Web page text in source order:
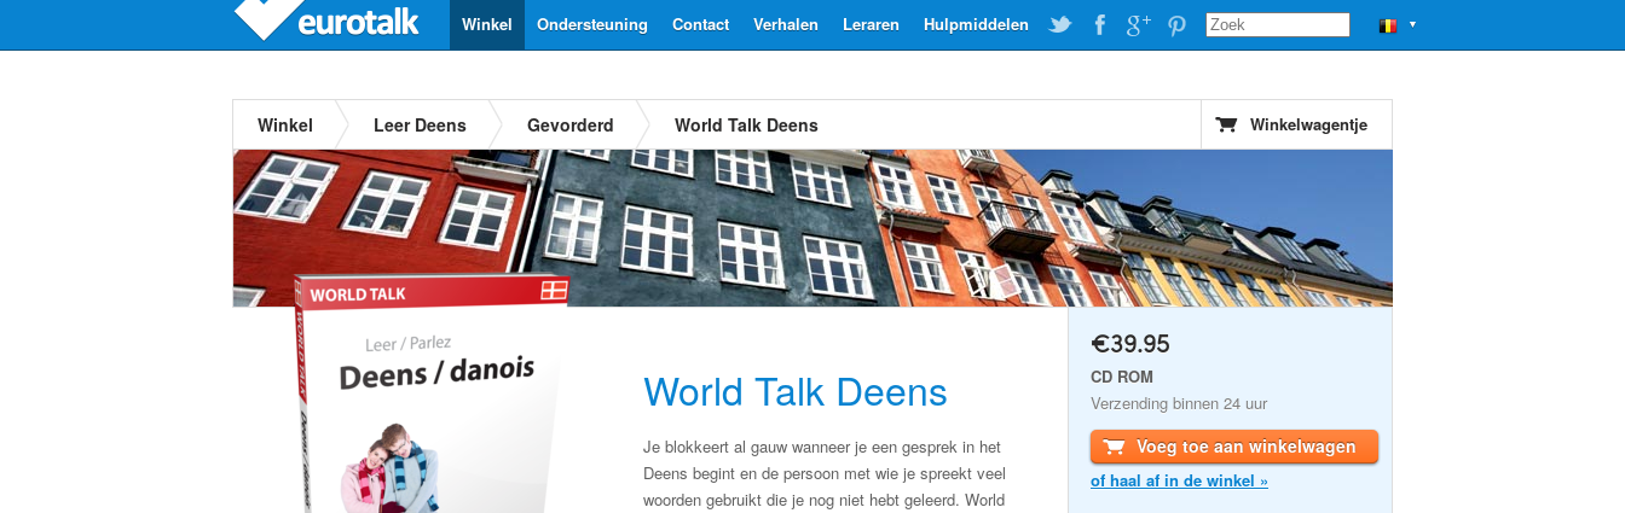
▼
Hulpmiddelen
Leraren
Verhalen
Contact
Ondersteuning
Winkel
Winkel Leer Deens Gevorderd World Talk Deens Winkelwagentje
World Talk Deens
Je blokkeert al gauw wanneer je een gesprek in het
Deens begint en de persoon met wie je spreekt veel
woorden gebruikt die je nog niet hebt geleerd. World
€39.95
CD ROM
Verzending binnen 24 uur
Voeg toe aan winkelwagen
of haal af in de winkel »